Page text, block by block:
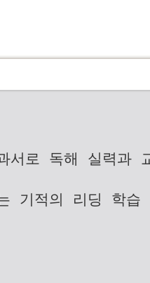
서로 독해 실력과
기적의 리딩 학습